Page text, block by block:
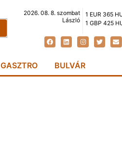
2026. 08. 8. szombat
László
1 EUR 365
1 GBP 425
GASZTRO BULVÁR